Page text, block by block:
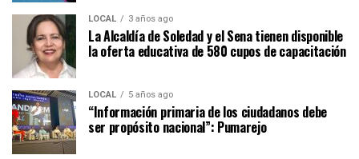
LOCAL 3 años ago
La Alcaldía de Soledad y el Sena tienen disponible
la oferta educativa de 580 cupos de capacitación
LOCAL 5 años ago
“Información primaria de los ciudadanos debe
ser propósito nacional”: Pumarejo